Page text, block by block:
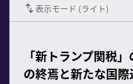
表示モード (ライト)
「新トランプ関税
の終焉と新たな国